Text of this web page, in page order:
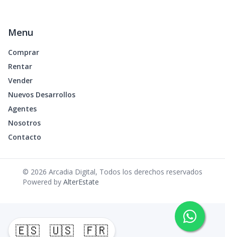
🇪🇸 🇺🇸 🇫🇷
Menu
Comprar
Rentar
Vender
Nuevos Desarrollos
Agentes
Nosotros
Contacto
© 2026 Arcadia Digital, Todos los derechos reservados
Powered by AlterEstate